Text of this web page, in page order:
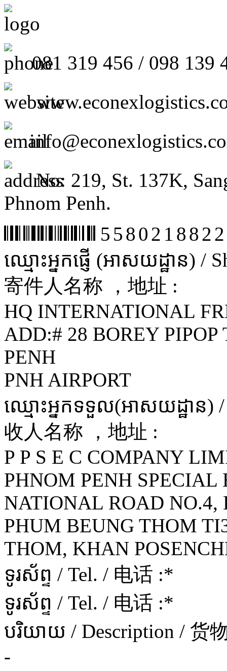
081 319 456 / 098 139
No: 219, St. 137K,
Phnom Penh.
5580218822
ឈ្មោះអ្នកផ្ញើ (អាសយដ្ឋាន) /
寄件人名称 ，地址 :
HQ INTERNATIONAL
ADD:# 28 BOREY
PENH
PNH AIRPORT
ឈ្មោះអ្នកទទួល(អាសយដ្ឋាន) /
收人名称 ，地址 :
P P S E C COMPANY
PHNOM PENH SPECIAL
NATIONAL ROAD NO.4,
PHUM BEUNG THOM
THOM, KHAN
ទូរស័ព្ទ / Tel. / 电话 :*
ទូរស័ព្ទ / Tel. / 电话 :*
បរិយាយ / Description / 货
-